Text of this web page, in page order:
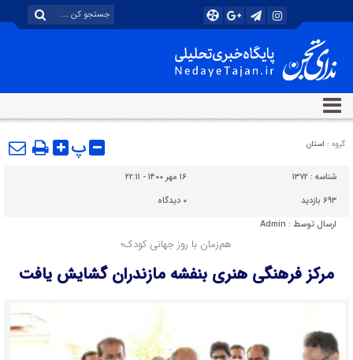
گروه : استان پ
شناسه : ۱۳۷۲
۱۶ مهر ۱۴۰۰ - ۲۲:۱۱
۶۹۳ بازدید
۰ دیدگاه
ارسال توسط : Admin
هم‌زمان با روز جهانی کودک؛
مرکز فرهنگی هنری بنفشه مازندران گشایش یافت